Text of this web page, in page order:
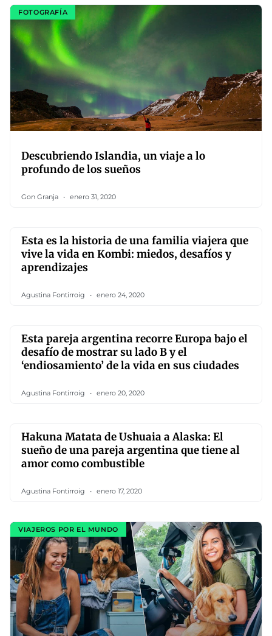
FOTOGRAFÍA
Descubriendo Islandia, un viaje a lo
profundo de los sueños
Gon Granja enero 31, 2020
Esta es la historia de una familia viajera que
vive la vida en Kombi: miedos, desafíos y
aprendizajes
Agustina Fontirroig enero 24, 2020
Esta pareja argentina recorre Europa bajo el
desafío de mostrar su lado B y el
‘endiosamiento’ de la vida en sus ciudades
Agustina Fontirroig enero 20, 2020
Hakuna Matata de Ushuaia a Alaska: El
sueño de una pareja argentina que tiene al
amor como combustible
Agustina Fontirroig enero 17, 2020
VIAJEROS POR EL MUNDO